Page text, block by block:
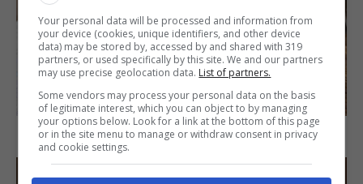
SECONDI PIATTI
Arista di maiale al latte
Your personal data will be processed and information from
your device (cookies, unique identifiers, and other device
data) may be stored by, accessed by and shared with 319
partners, or used specifically by this site. We and our partners
may use precise geolocation data. List of partners.
Some vendors may process your personal data on the basis
of legitimate interest, which you can object to by managing
your options below. Look for a link at the bottom of this page
or in the site menu to manage or withdraw consent in privacy
and cookie settings.